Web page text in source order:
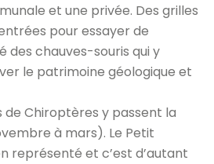
et une privée. Des grilles
pour essayer de
des chauves-souris qui y
le patrimoine géologique et
de Chiroptères y passent la
à mars). Le Petit
représenté et c’est d’autant